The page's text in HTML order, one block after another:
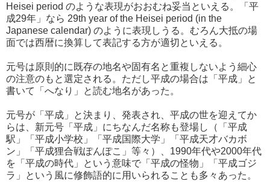
Heisei period のような表現がおおむね妥当といえる。「平
成29年」なら 29th year of the Heisei period (in the
Japanese calendar) のように表現しうる。むろん大抵の場
面では西暦に換算して表記する方が適切といえる。
元号は原則的に既存の地名や固有名と重複しないよう細心
の注意のもと選定される。ただし平成の場合は「平成」と
書いて「へなり」と読む地名があった。
元号が「平成」と決まり、発表され、平成の世を迎えてか
らは、新元号「平成」にちなんだ名称も登場し（「平成
駅」「平成小学校」「平成国際大学」「平成天才バカボ
ン」「平成狸合戦ぽんぽこ」等々）、1990年代や2000年代
を「平成の時代」という意味で「平成の怪物」「平成ゴジ
ラ」という風に修飾語的に用いられることも多々あった。